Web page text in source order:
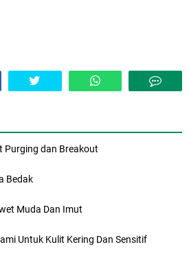
Purging dan Breakout
Bedak
Muda Dan Imut
Untuk Kulit Kering Dan Sensitif